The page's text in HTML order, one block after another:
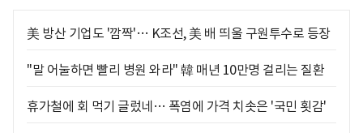
美 방산 기업도 '깜짝'… K조선, 美 배 띄울 구원투수로 등장
"말 어눌하면 빨리 병원 와라" 韓 매년 10만명 걸리는 질환
휴가철에 회 먹기 글렀네… 폭염에 가격 치솟은 '국민 횟감'